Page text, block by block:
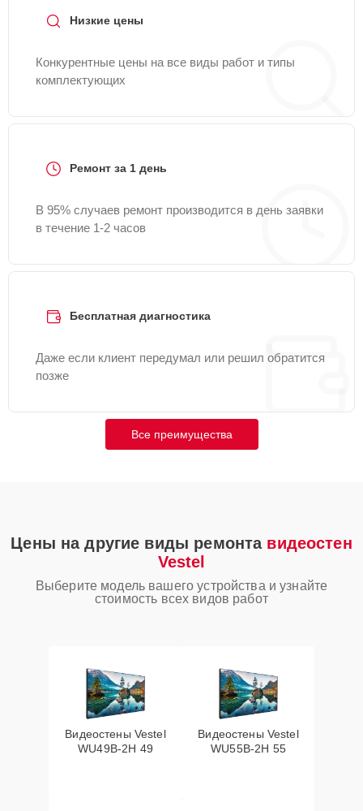
Низкие цены
Конкурентные цены на все виды работ и типы
комплектующих
Ремонт за 1 день
В 95% случаев ремонт производится в день заявки
в течение 1-2 часов
Бесплатная диагностика
Даже если клиент передумал или решил обратится
позже
Все преимущества
Цены на другие виды ремонта видеостен
Vestel
Выберите модель вашего устройства и узнайте
стоимость всех видов работ
Видеостены Vestel
WU49B-2H 49
Видеостены Vestel
WU55B-2H 55